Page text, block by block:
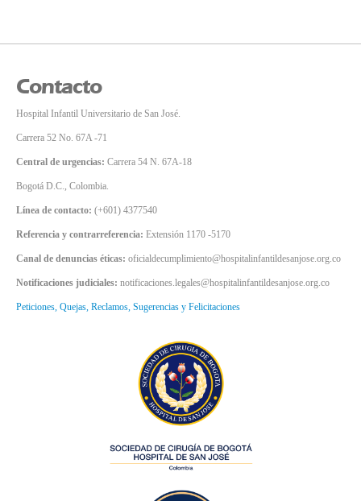
Contacto
Hospital Infantil Universitario de San José.
Carrera 52 No. 67A -71
Central de urgencias: Carrera 54 N. 67A-18
Bogotá D.C., Colombia.
Línea de contacto: (+601) 4377540
Referencia y contrarreferencia: Extensión 1170 -5170
Canal de denuncias éticas: oficialdecumplimiento@hospitalinfantildesanjose.org.co
Notificaciones judiciales: notificaciones.legales@hospitalinfantildesanjose.org.co
Peticiones, Quejas, Reclamos, Sugerencias y Felicitaciones